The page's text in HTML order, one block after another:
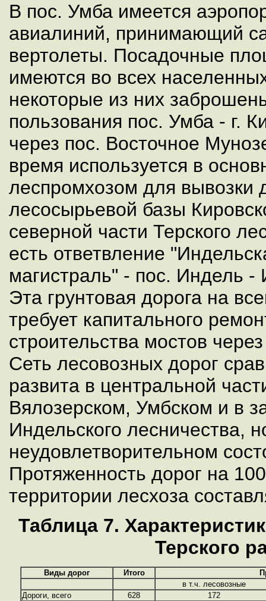
В пос. Умба имеется
авиалиний, принимающий
вертолеты. Посадочные
имеются во всех
некоторые из них
пользования пос. Умба - г.
через пос. Восточное
время используется в
леспромхозом для вывозки
лесосырьевой базы
северной части Терского
есть ответвление
магистраль" - пос. Индель
Эта грунтовая дорога на
требует капитального
строительства мостов
Сеть лесовозных дорог
развита в центральной
Вялозерском, Умбском и в
Индельского лесничества,
неудовлетворительном
Протяженность дорог на
территории лесхоза
Таблица 7.
Терского
Виды дорог Итого
в т.ч. лесовозные
Дороги, всего
628 172